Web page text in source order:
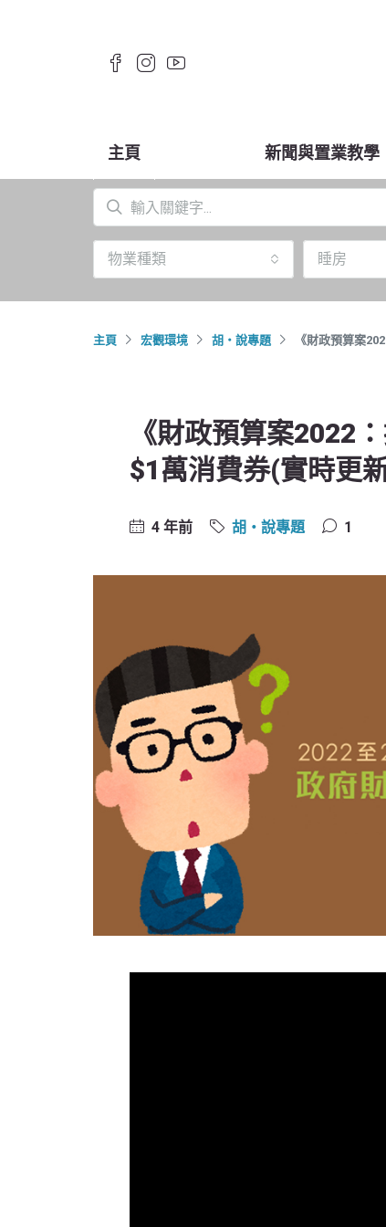
主頁 新聞與置業教學
物業種類 睡房
主頁 宏觀環境 胡‧說專題 《財政預算案
《財政預算案2022
$1萬消費券(實時更
4 年前 胡‧說專題 1